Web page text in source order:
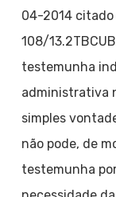
04-2014 citado
108/
testemunha
administrativa
simples
não pode, de
testemunha